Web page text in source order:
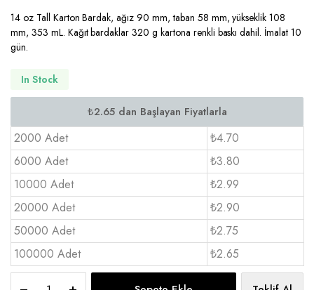
14 oz Tall Karton Bardak, ağız 90 mm, taban 58 mm, yükseklik 108
mm, 353 mL. Kağıt bardaklar 320 g kartona renkli baskı dahil. İmalat 10
gün.
In Stock
2000 Adet
₺4.70
6000 Adet
₺3.80
10000 Adet
₺2.99
20000 Adet
₺2.90
50000 Adet
₺2.75
100000 Adet
₺2.65